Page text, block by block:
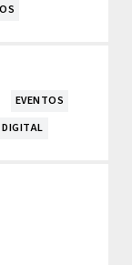
EVENTOS